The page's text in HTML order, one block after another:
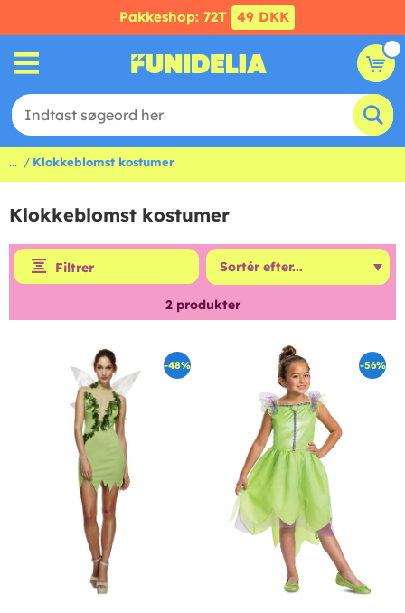
Pakkeshop: 72T 49 DKK
... Klokkeblomst kostumer
Klokkeblomst kostumer
Filtrer
2produkter
-48% -56%